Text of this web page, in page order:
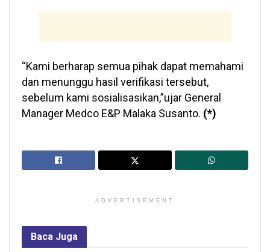
“Kami berharap semua pihak dapat memahami
dan menunggu hasil verifikasi tersebut,
sebelum kami sosialisasikan,”ujar General
Manager Medco E&P Malaka Susanto. (*)
ADVERTISEMENT
Baca Juga